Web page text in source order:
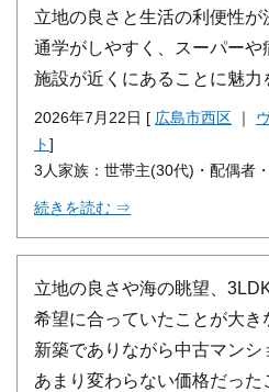
立地の良さと生活の利便性
通学がしやすく、スーパー
施設が近くにあることに魅力
2026年7月22日 [ 広島市西区 ｜
ト]
3人家族：世帯主(30代)・配偶者
続きを読む ⇒
立地の良さや海の眺望、
希望に合っていたことが大き
新築でありながら中古マンシ
あまり変わらない価格だっ